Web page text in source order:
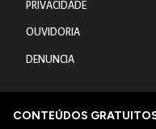
PRIVACIDADE
OUVIDORIA
DENUNCIA
CONTEÚDOS